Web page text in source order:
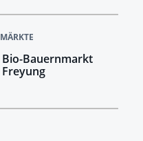
MÄRKTE
Bio-Bauernmarkt
Freyung